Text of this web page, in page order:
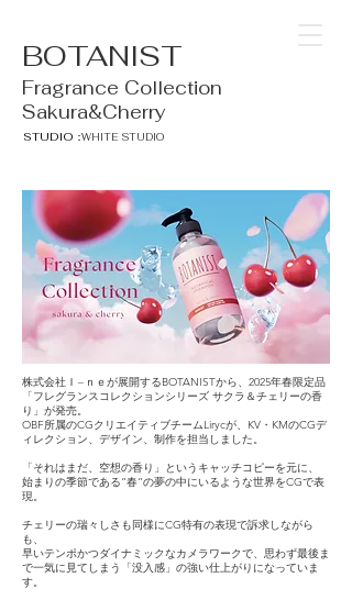
BOTANIST
Fragrance Collection
Sakura&Cherry
STUDIO：WHITE STUDIO
株式会社Ｉ−ｎｅが展開するBOTANISTから、2025年春限定品
「フレグランスコレクションシリーズ サクラ＆チェリーの⾹
り」が発売。
OBF所属のCGクリエイティブチームLirycが、KV・KMのCGデ
ィレクション、デザイン、制作を担当しました。
「それはまだ、空想の香り」というキャッチコピーを元に、
始まりの季節である”春”の夢の中にいるような世界をCGで表
現。
チェリーの瑞々しさも同様にCG特有の表現で訴求しながら
も、
早いテンポかつダイナミックなカメラワークで、思わず最後ま
で一気に見てしまう「没入感」の強い仕上がりになっていま
す。